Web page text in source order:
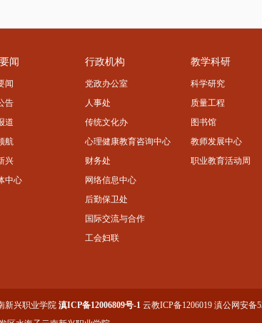
闻
闻
告
道
航
兴
中心
行政机构
党政办公室
人事处
传统文化办
心理健康教育咨询中心
财务处
网络信息中心
后勤保卫处
国际交流与合作
工会妇联
教学科研
科学研究
质量工程
图书馆
教师发展中心
职业教育活动周
新兴职业学院 滇ICP备12006809号-1 云教ICP备1206019 滇公网安备